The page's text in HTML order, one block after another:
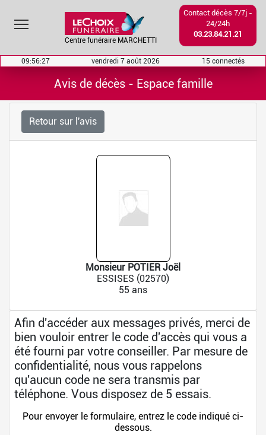
Centre funéraire MARCHETTI
Toggle main menu visibility
Contact décès 7/7j -
24/24h
03.23.84.21.21
09:56:27 vendredi 7 août 2026 15 connectés
Avis de décès - Espace famille
Retour sur l'avis
Monsieur POTIER Joël
ESSISES (02570)
55 ans
Afin d'accéder aux messages privés, merci de
bien vouloir entrer le code d'accès qui vous a
été fourni par votre conseiller. Par mesure de
confidentialité, nous vous rappelons
qu'aucun code ne sera transmis par
téléphone. Vous disposez de 5 essais.
Pour envoyer le formulaire, entrez le code indiqué ci-
dessous.